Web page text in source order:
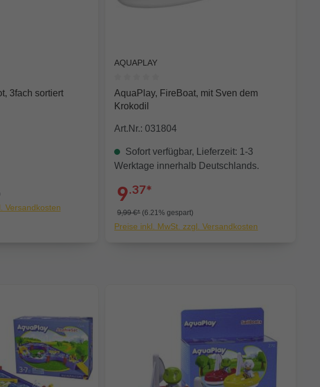
von 0 von 5 Sternen
3fach sortiert
Versandkosten
AQUAPLAY
Durchschnittliche Bewertung von 0 von 5
AquaPlay, FireBoat, mit Sven dem
Krokodil
Art.Nr.: 031804
Sofort verfügbar, Lieferzeit: 1-3
Werktage innerhalb Deutschlands.
9.37*
9,99 €* (6.21% gespart)
Preise inkl. MwSt. zzgl. Versandkosten